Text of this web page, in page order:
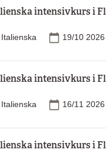
intensivkurs i
Plats
Italienska Startdatum
19/10 2026
intensivkurs i
Plats
Italienska Startdatum
16/11 2026
intensivkurs i